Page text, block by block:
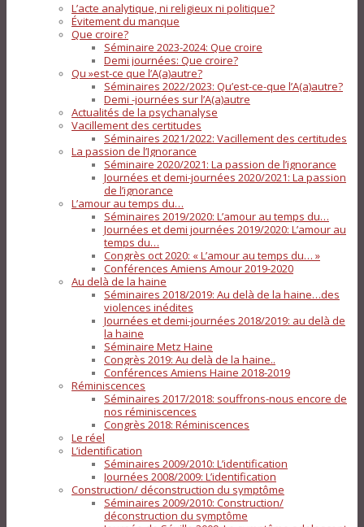
L’acte analytique, ni religieux ni politique?
Évitement du manque
Que croire?
Séminaire 2023-2024: Que croire
Demi journées: Que croire?
Qu »est-ce que l’A(a)autre?
Séminaires 2022/2023: Qu’est-ce-que l’A(a)autre?
Demi -journées sur l’A(a)autre
Actualités de la psychanalyse
Vacillement des certitudes
Séminaires 2021/2022: Vacillement des certitudes
La passion de l’Ignorance
Séminaire 2020/2021: La passion de l’ignorance
Journées et demi-journées 2020/2021: La passion
de l’ignorance
L’amour au temps du…
Séminaires 2019/2020: L’amour au temps du…
Journées et demi journées 2019/2020: L’amour au
temps du…
Congrès oct 2020: « L’amour au temps du… »
Conférences Amiens Amour 2019-2020
Au delà de la haine
Séminaires 2018/2019: Au delà de la haine…des
violences inédites
Journées et demi-journées 2018/2019: au delà de
la haine
Séminaire Metz Haine
Congrès 2019: Au delà de la haine..
Conférences Amiens Haine 2018-2019
Réminiscences
Séminaires 2017/2018: souffrons-nous encore de
nos réminiscences
Congrès 2018: Réminiscences
Le réel
L’identification
Séminaires 2009/2010: L’identification
Journées 2008/2009: L’identification
Construction/ déconstruction du symptôme
Séminaires 2009/2010: Construction/
déconstruction du symptôme